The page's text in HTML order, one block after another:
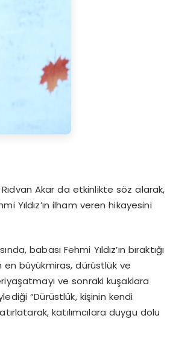
Akar da etkinlikte söz alarak,
Yıldız’ın ilham veren hikayesini
,babası Fehmi Yıldız’ın bıraktığı
en büyükmiras,dürüstlükve
yaşatmayı vesonraki kuşaklara
“Dürüstlük, kişinin kendi
,katılımcılara duygu dolu